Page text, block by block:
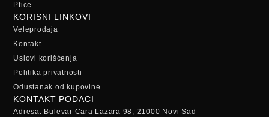
Ptice
KORISNI LINKOVI
Veleprodaja
Kontakt
Uslovi korišćenja
Politika privatnosti
Odustanak od kupovine
KONTAKT PODACI
Adresa: Bulevar Cara Lazara 98, 21000 Novi Sad